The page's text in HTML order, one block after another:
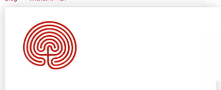
Zoznam blogov
Komerčné blogy